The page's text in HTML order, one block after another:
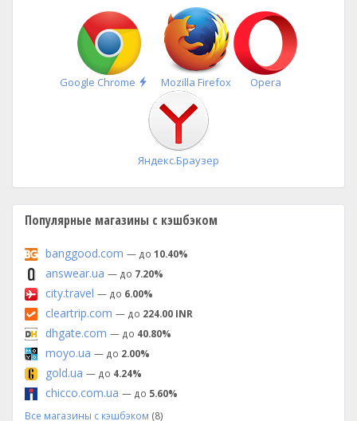
Google Chrome
Быстрая
установка
Mozilla Firefox Opera
Яндекс.Браузер
Популярные магазины с кэшбэком
banggood.com — до 10.40%
answear.ua — до 7.20%
city.travel — до 6.00%
cleartrip.com — до 224.00 INR
dhgate.com — до 40.80%
moyo.ua — до 2.00%
gold.ua — до 4.24%
chicco.com.ua — до 5.60%
Все магазины с кэшбэком (8)